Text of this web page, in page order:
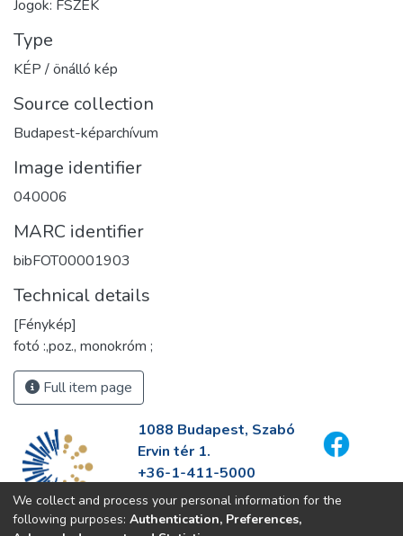
Jogok: FSZEK
Type
KÉP / önálló kép
Source collection
Budapest-képarchívum
Image identifier
040006
MARC identifier
bibFOT00001903
Technical details
[Fénykép]
fotó :,poz., monokróm ;
Full item page
1088 Budapest, Szabó
Ervin tér 1.
+36-1-411-5000
info@fszek.hu
https://fszek.hu
We collect and process your personal information for the
following purposes: Authentication, Preferences,